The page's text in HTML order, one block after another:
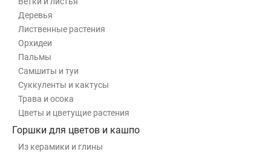
Деревья
Лиственные растения
Орхидеи
Пальмы
Самшиты и туи
Суккуленты и кактусы
Трава и осока
Цветы и цветущие растения
Горшки для цветов и кашпо
Из керамики и глины